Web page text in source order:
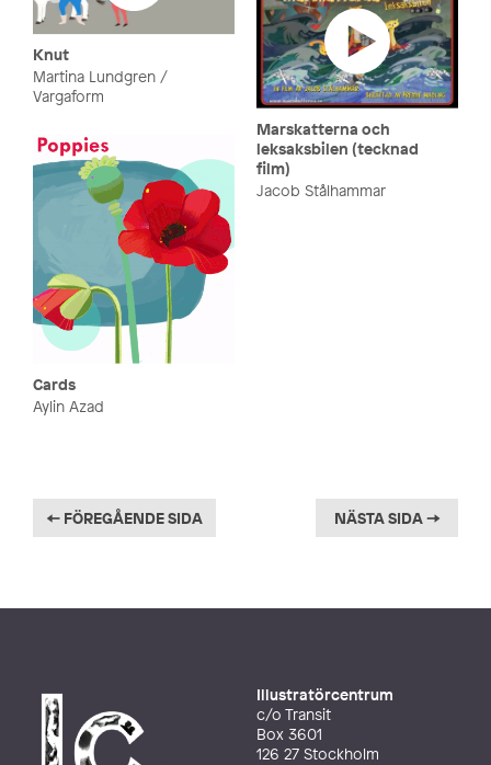
Knut
Martina Lundgren /
Vargaform
Marskatterna och
leksaksbilen (tecknad
film)
Jacob Stålhammar
Cards
Aylin Azad
← FÖREGÅENDE SIDA NÄSTA SIDA →
Illustratörcentrum
c/o Transit
Box 3601
126 27 Stockholm